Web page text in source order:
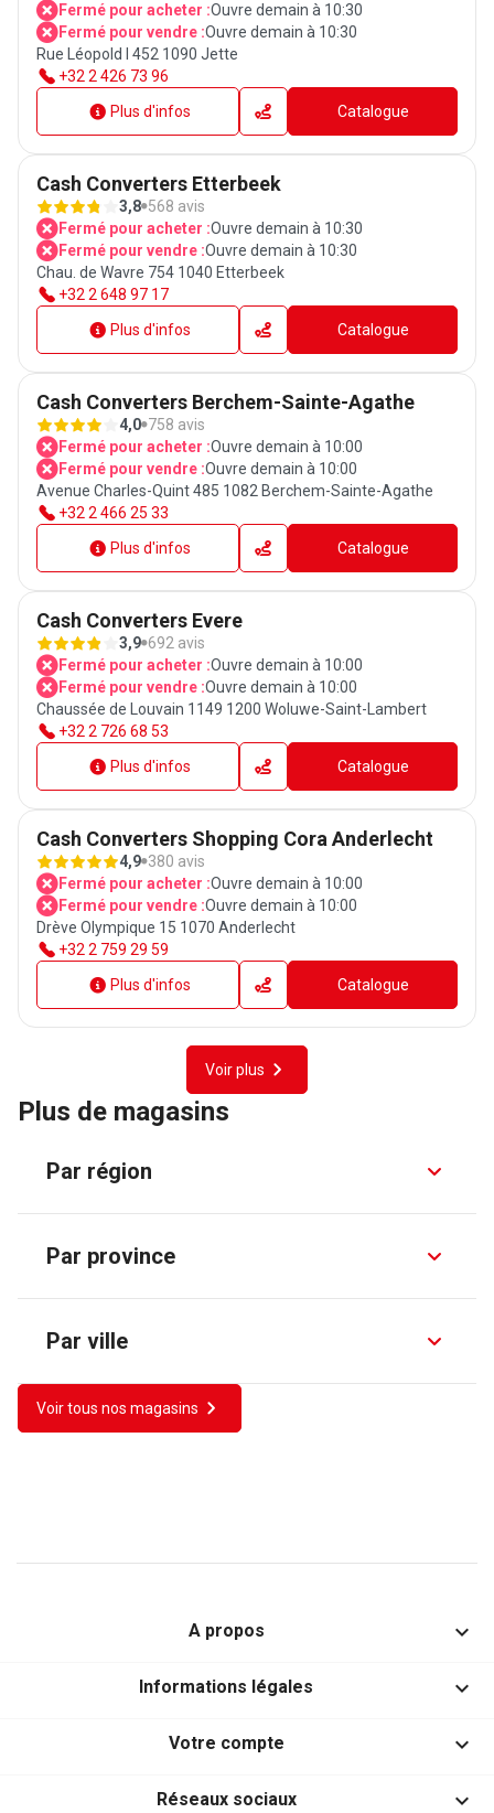
Fermé pour acheter :Ouvre demain à 10:30
Fermé pour vendre :Ouvre demain à 10:30
Rue Léopold I 452 1090 Jette
+32 2 426 73 96
Plus d'infos
Catalogue
Cash Converters Etterbeek
3,8 568 avis
Fermé pour acheter :Ouvre demain à 10:30
Fermé pour vendre :Ouvre demain à 10:30
Chau. de Wavre 754 1040 Etterbeek
+32 2 648 97 17
Plus d'infos
Catalogue
Cash Converters Berchem-Sainte-Agathe
4,0 758 avis
Fermé pour acheter :Ouvre demain à 10:00
Fermé pour vendre :Ouvre demain à 10:00
Avenue Charles-Quint 485 1082 Berchem-Sainte-Agathe
+32 2 466 25 33
Plus d'infos
Catalogue
Cash Converters Evere
3,9 692 avis
Fermé pour acheter :Ouvre demain à 10:00
Fermé pour vendre :Ouvre demain à 10:00
Chaussée de Louvain 1149 1200 Woluwe-Saint-Lambert
+32 2 726 68 53
Plus d'infos
Catalogue
Cash Converters Shopping Cora Anderlecht
4,9 380 avis
Fermé pour acheter :Ouvre demain à 10:00
Fermé pour vendre :Ouvre demain à 10:00
Drève Olympique 15 1070 Anderlecht
+32 2 759 29 59
Plus d'infos
Catalogue
Voir plus
Plus de magasins
Par région
Par province
Par ville
Voir tous nos magasins
A propos 
Informations légales 
Votre compte 
Réseaux sociaux 